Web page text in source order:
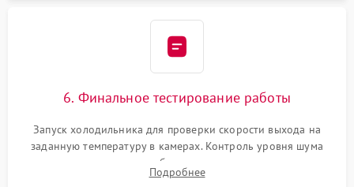
6. Финальное тестирование работы
Запуск холодильника для проверки скорости выхода на
заданную температуру в камерах. Контроль уровня шума
компрессора, отсутствия обмерзания стенок и корректного
срабатывания системы автоматической оттайки.
Подробнее